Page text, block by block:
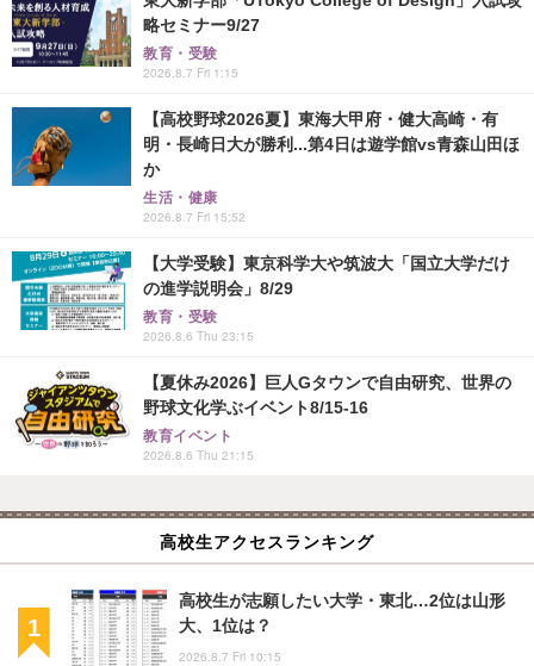
略セミナー9/27
教育・受験
2026.8.7 Fri 1:15
【高校野球2026夏】東海大甲府・健大高崎・有
明・長崎日大が勝利...第4日は遊学館vs青森山田ほ
か
生活・健康
2026.8.7 Fri 15:52
【大学受験】東京科学大や筑波大「国立大学だけ
の進学説明会」8/29
教育・受験
2026.8.6 Thu 23:15
【夏休み2026】巨人Gタウンで自由研究、世界の
野球文化学ぶイベント8/15-16
教育イベント
2026.8.6 Thu 21:15
高校生アクセスランキング
高校生が志願したい大学・東北…2位は山形
大、1位は？
2026.8.7 Fri 10:15